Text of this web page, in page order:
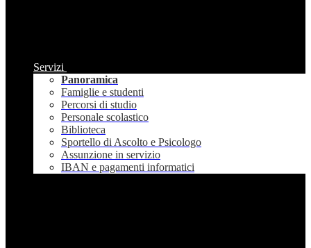
Servizi
Panoramica
Famiglie e studenti
Percorsi di studio
Personale scolastico
Biblioteca
Sportello di Ascolto e Psicologo
Assunzione in servizio
IBAN e pagamenti informatici